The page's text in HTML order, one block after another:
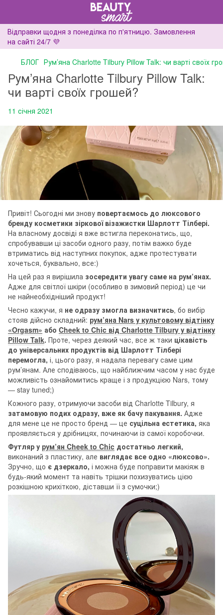
Відправки щодня з понеділка по п'ятницю. Замовлення
на сайті 24/7 💜
БЛОГ Рум’яна Charlotte Tilbury Pillow Talk: чи варті своїх
Рум’яна Charlotte Tilbury Pillow Talk:
чи варті своїх грошей?
11 січня 2021
Привіт! Сьогодні ми знову повертаємось до люксового
бренду косметики зіркової візажистки Шарлотт Тілбері.
На власному досвіді я вже встигла переконатись, що,
спробувавши ці засоби одного разу, потім важко буде
втриматись від наступних покупок, адже протестувати
хочеться, буквально, все:)
На цей раз я вирішила зосередити увагу саме на рум’янах.
Адже для світлої шкіри (особливо в зимовий період) це чи
не найнеобхідніший продукт!
Чесно кажучи, я не одразу змогла визначитись, бо вибір
стояв дійсно складний: рум’яна Nars у культовому відтінку
«Orgasm» або Cheek to Chic від Charlotte Tilbury у відтінку
Pillow Talk. Проте, через деякий час, все ж таки цікавість
до універсальних продуктів від Шарлотт Тілбері
перемогла, і, цього разу, я надала перевагу саме цим
рум’янам. Але сподіваюсь, що найближчим часом у нас буде
можливість ознайомитись краще і з продукцією Nars, тому
— stay tuned;)
Кожного разу, отримуючи засоби від Charlotte Tilbury, я
затамовую подих одразу, вже як бачу пакування. Адже
для мене це не просто бренд — це суцільна естетика, яка
проявляється у дрібницях, починаючи із самої коробочки.
Футляр у рум’ян Cheek to Chic достатньо легкий,
виконаний з пластику, але виглядає все одно «люксово».
Зручно, що є дзеркало, і можна буде поправити макіяж в
будь-який момент та навіть трішки похизуватись цією
розкішною крихіткою, діставши її з сумочки;)